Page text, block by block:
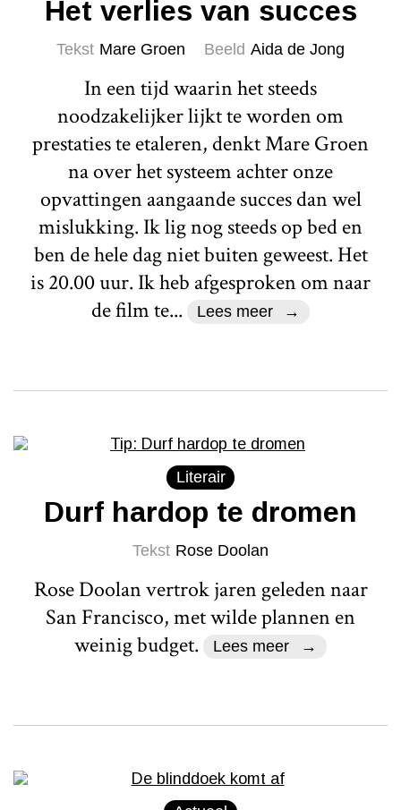
Het verlies van succes
Tekst Mare Groen Beeld Aida de Jong
In een tijd waarin het steeds
noodzakelijker lijkt te worden om
prestaties te etaleren, denkt Mare Groen
na over het systeem achter onze
opvattingen aangaande succes dan wel
mislukking. Ik lig nog steeds op bed en
ben de hele dag niet buiten geweest. Het
is 20.00 uur. Ik heb afgesproken om naar
de film te...
Lees meer
Literair
Durf hardop te dromen
Tekst Rose Doolan
Rose Doolan vertrok jaren geleden naar
San Francisco, met wilde plannen en
weinig budget.
Lees meer